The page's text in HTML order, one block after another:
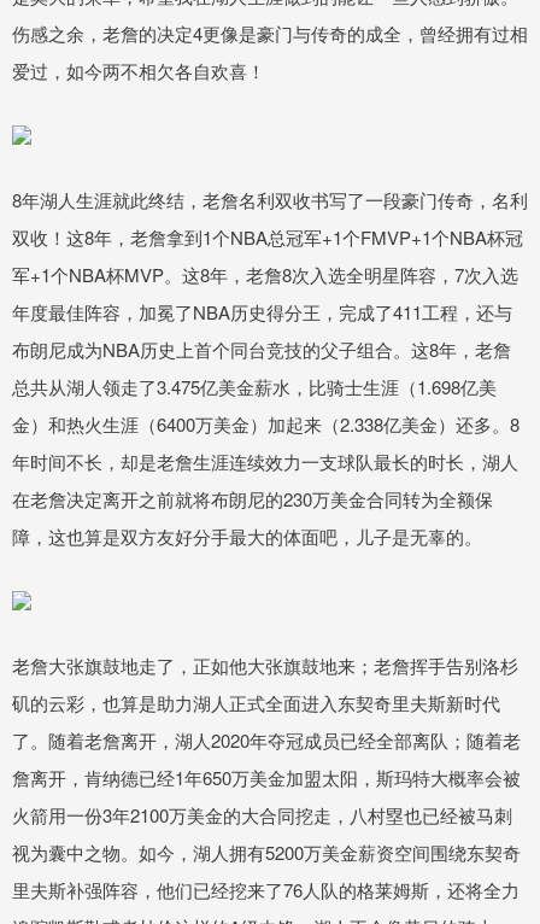
伤感之余，老詹的决定4更像是豪门与传奇的成全，曾经拥有过相
爱过，如今两不相欠各自欢喜！
8年湖人生涯就此终结，老詹名利双收书写了一段豪门传奇，名利
双收！这8年，老詹拿到1个NBA总冠军+1个FMVP+1个NBA杯冠
军+1个NBA杯MVP。这8年，老詹8次入选全明星阵容，7次入选
年度最佳阵容，加冕了NBA历史得分王，完成了411工程，还与
布朗尼成为NBA历史上首个同台竞技的父子组合。这8年，老詹
总共从湖人领走了3.475亿美金薪水，比骑士生涯（1.698亿美
金）和热火生涯（6400万美金）加起来（2.338亿美金）还多。8
年时间不长，却是老詹生涯连续效力一支球队最长的时长，湖人
在老詹决定离开之前就将布朗尼的230万美金合同转为全额保
障，这也算是双方友好分手最大的体面吧，儿子是无辜的。
老詹大张旗鼓地走了，正如他大张旗鼓地来；老詹挥手告别洛杉
矶的云彩，也算是助力湖人正式全面进入东契奇里夫斯新时代
了。随着老詹离开，湖人2020年夺冠成员已经全部离队；随着老
詹离开，肯纳德已经1年650万美金加盟太阳，斯玛特大概率会被
火箭用一份3年2100万美金的大合同挖走，八村塁也已经被马刺
视为囊中之物。如今，湖人拥有5200万美金薪资空间围绕东契奇
里夫斯补强阵容，他们已经挖来了76人队的格莱姆斯，还将全力